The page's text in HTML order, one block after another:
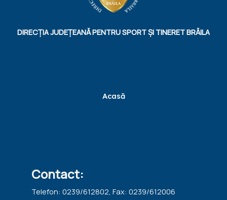
DIRECȚIA JUDEȚEANĂ PENTRU SPORT ȘI TINERET BRĂILA
Acasă
Contact:
Telefon: 0239/612802, Fax: 0239/612006